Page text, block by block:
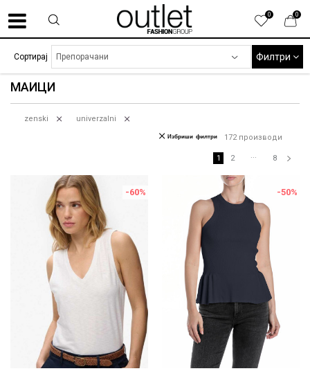
0
0
МАИЦИ
Сортирај Филтри
zenski univerzalni
172производи
Избриши филтри
1 2 ... 8
-60% -50%